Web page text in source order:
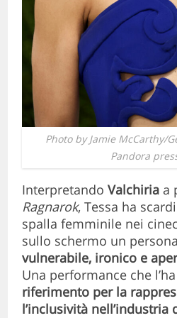
Photo by Jamie McCarthy/
Pandora
InterpretandoValchiria a
Ragnarok, Tessa ha
spalla femminile nei
sullo schermo un
vulnerabile, ironico e
Una performance che
riferimento per la
l’inclusività nell’industria